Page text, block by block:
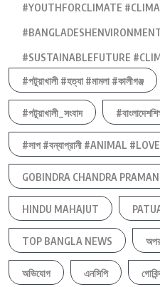
#YOUTHFORCLIMATE
#SUSTAINABLEFUTURE
#পটুয়াখালী #হত্যা #মামলা #কালীগঞ্জ
#পটুয়াখালী_সংবাদ
#সাপ #বন্যাপ্রানী #ANIMAL
GOBINDRA CHANDRA
HINDU MAHAJUT
TOP BANGLA NEWS
অভিযোগ এনসিপি